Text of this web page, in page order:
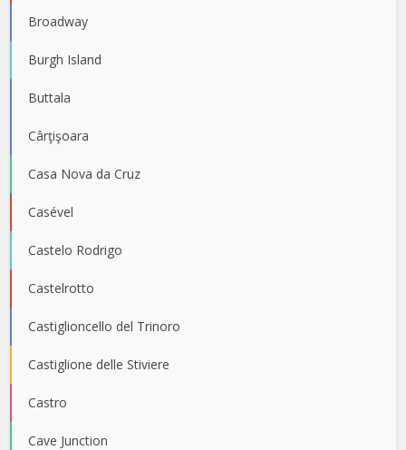
Broadway
Burgh Island
Buttala
Cârţişoara
Casa Nova da Cruz
Casével
Castelo Rodrigo
Castelrotto
Castiglioncello del Trinoro
Castiglione delle Stiviere
Castro
Cave Junction